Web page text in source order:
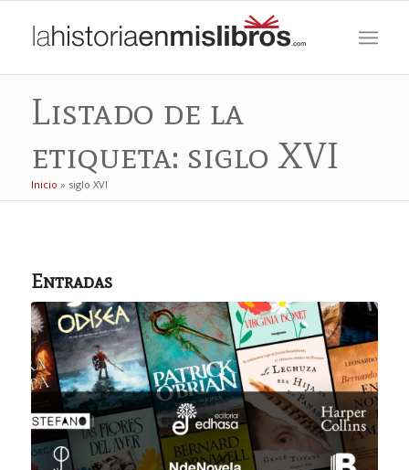
Listado de la
etiqueta: siglo XVI
Inicio » siglo XVI
Entradas